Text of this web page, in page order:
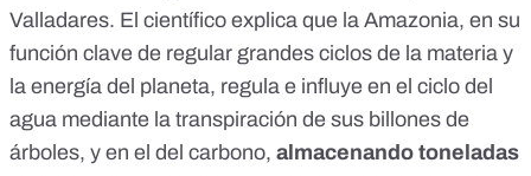
Valladares. El científico explica que la Amazonia, en su
función clave de regular grandes ciclos de la materia y
la energía del planeta, regula e influye en el ciclo del
agua mediante la transpiración de sus billones de
árboles, y en el del carbono, almacenando toneladas